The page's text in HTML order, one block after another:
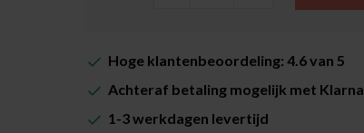
Hoge klantenbeoordeling: 4.6 van 5
Achteraf betaling mogelijk met Klarna
1-3 werkdagen levertijd